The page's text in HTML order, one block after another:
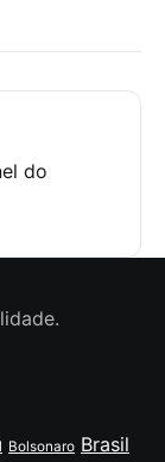
do
Bolsonaro Brasil